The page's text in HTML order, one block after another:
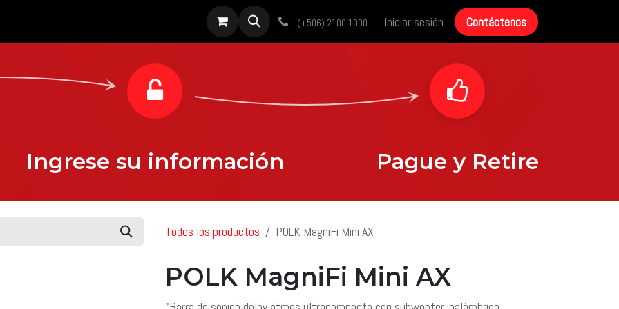
Sobre nosotros Noticias Historias de éxito Contáctenos
(+506) 2100 1000 Iniciar sesión Contáctenos
Ingrese su información Pague y Retire
Todos los productos POLK MagniFi Mini AX
POLK MagniFi Mini AX